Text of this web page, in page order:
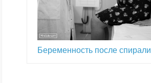
Беременность после спирали